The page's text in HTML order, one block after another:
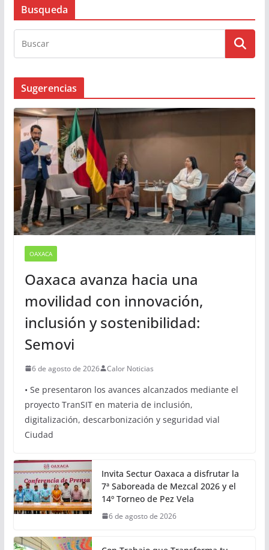
Busqueda
Sugerencias
OAXACA
Oaxaca avanza hacia una
movilidad con innovación,
inclusión y sostenibilidad:
Semovi
6 de agosto de 2026
• Se presentaron los avances alcanzados mediante el
proyecto TranSIT en materia de inclusión,
digitalización, descarbonización y seguridad vial